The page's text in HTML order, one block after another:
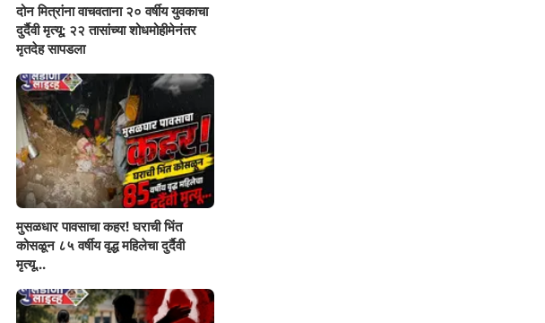
दोन मित्रांना वाचवताना २० वर्षीय युवकाचा
दुर्दैवी मृत्यू; २२ तासांच्या शोधमोहीमेनंतर
मृतदेह सापडला
मुसळधार पावसाचा कहर! घराची भिंत
कोसळून ८५ वर्षीय वृद्ध महिलेचा दुर्दैवी
मृत्यू...